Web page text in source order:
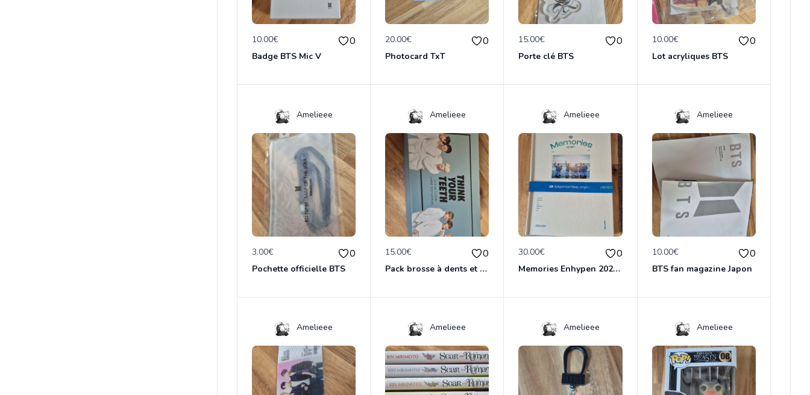
10.00€ 0
Badge BTS Mic V
20.00€ 0
Photocard TxT
15.00€ 0
Porte clé BTS
10.00€ 0
Lot acryliques BTS
Amelieee
3.00€ 0
Pochette officielle BTS
Amelieee
15.00€ 0
Pack brosse à dents et dentifrice BTS
Amelieee
30.00€ 0
Memories Enhypen 2020-2021
Amelieee
10.00€ 0
BTS fan magazine Japon
Amelieee Amelieee Amelieee Amelieee